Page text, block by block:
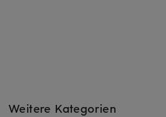
Weitere Kategorien